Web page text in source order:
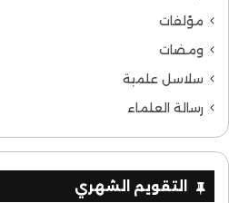
مؤلفات
ومضات
سلاسل علمية
رسالة العلماء
التقويم الشهري